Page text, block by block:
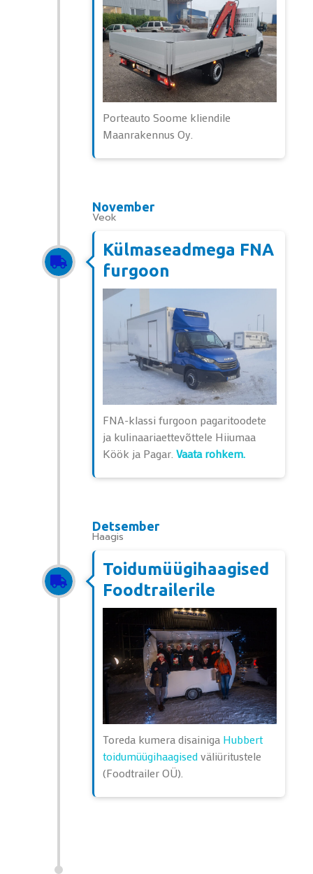
Porteauto Soome kliendile
Maanrakennus Oy.
November
Veok
Külmaseadmega FNA
furgoon
FNA-klassi furgoon pagaritoodete
ja kulinaariaettevõttele Hiiumaa
Köök ja Pagar. Vaata rohkem.
Detsember
Haagis
Toidumüügihaagised
Foodtrailerile
Toreda kumera disainiga Hubbert
toidumüügihaagisedväliüritustele
(Foodtrailer OÜ).